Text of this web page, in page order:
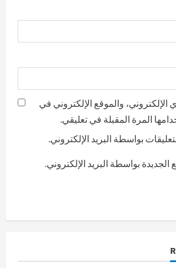
والموقع الإلكتروني في
المرة المقبلة في تعليقي.
بواسطة البريد الإلكتروني.
الجديدة بواسطة البريد الإلكتروني.